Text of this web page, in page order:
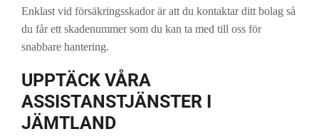
Enklast vid försäkringsskador är att du kontaktar ditt bolag så
du får ett skadenummer som du kan ta med till oss för
snabbare hantering.
UPPTÄCK VÅRA
ASSISTANSTJÄNSTER I
JÄMTLAND